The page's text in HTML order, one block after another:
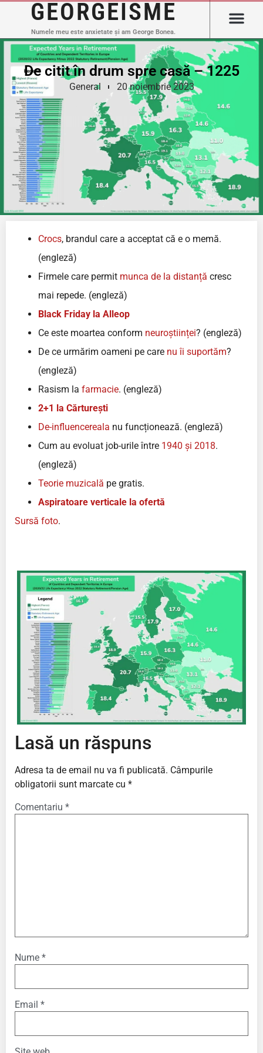
GEORGEISME
Numele meu este anxietate și am George Bonea.
De citit în drum spre casă – 1225
General 20 noiembrie 2023
Crocs, brandul care a acceptat că e o memă.
(engleză)
Firmele care permit munca de la distanță cresc
mai repede. (engleză)
Black Friday la Alleop
Ce este moartea conform neuroștiinței? (engleză)
De ce urmărim oameni pe care nu îi suportăm?
(engleză)
Rasism la farmacie. (engleză)
2+1 la Cărturești
De-influencereala nu funcționează. (engleză)
Cum au evoluat job-urile între 1940 și 2018.
(engleză)
Teorie muzicală pe gratis.
Aspiratoare verticale la ofertă
Sursă foto.
Lasă un răspuns
Adresa ta de email nu va fi publicată. Câmpurile
obligatorii sunt marcate cu *
Comentariu *
Nume *
Email *